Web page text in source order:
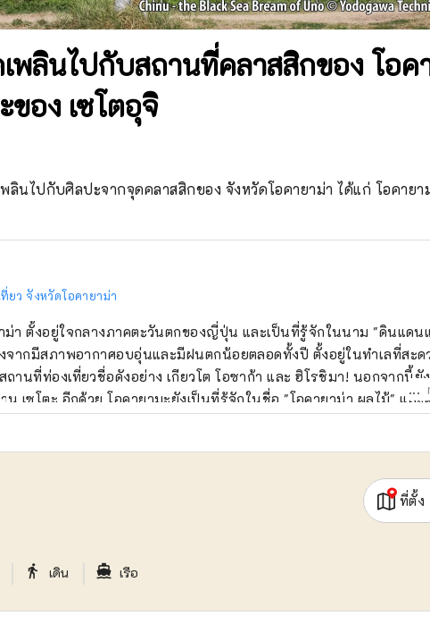
พลินไปกับสถานที่คลาสสิกของ โอค
อง เซโตอุจิ
ลินไปกับศิลปะจากจุดคลาสสิกของ จังหวัดโอคายาม่า ได้แก่ โอคายา
ยว จังหวัดโอคายาม่า
ม่า ตั้งอยู่ใจกลางภาคตะวันตกของญี่ปุ่น และเป็นที่รู้จักในนาม "ดินแดน
จากมีสภาพอากาศอบอุ่นและมีฝนตกน้อยตลอดทั้งปี ตั้งอยู่ในทำเลที่สะด
ถานที่ท่องเที่ยวชื่อดังอย่าง เกียวโต โอซาก้า และ ฮิโรชิมา! นอกจากนี้ยัง
ยังเป็นที่รู้จักในชื่อ "โอคายาม่า ผลไม้" และผลไม้
ในสภาพอากาศอบอุ่นของ เซโตอุจิ จะมีคุณภาพสูงสุดในแง่ของความหว
าท] Okayama Korakuen Garden [สวน] หนึ่งในสามสวนที่โด่งดังที่สุดของ
Bikan Historical Quarter [ย่าน] ซึ่งมีประวัติศาสตร์ วัฒนธรรม
directions_walk เดิน directions_boat เรือ
ที่ตั้ง